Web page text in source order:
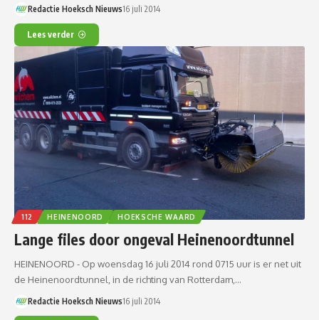
Redactie Hoeksch Nieuws16 juli 2014
Lees verder
112 HEINENOORD HOEKSCHE WAARD
Lange files door ongeval Heinenoordtunnel
HEINENOORD - Op woensdag 16 juli 2014 rond 0715 uur is er net uit
de Heinenoordtunnel, in de richting van Rotterdam,…
Redactie Hoeksch Nieuws16 juli 2014